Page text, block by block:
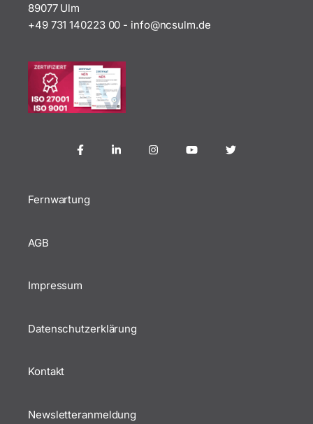
89077 Ulm
+49 731 140223 00 - ed.ml
uscn@
ofni
Fernwartung
AGB
Impressum
Datenschutzerklärung
Kontakt
Newsletteranmeldung